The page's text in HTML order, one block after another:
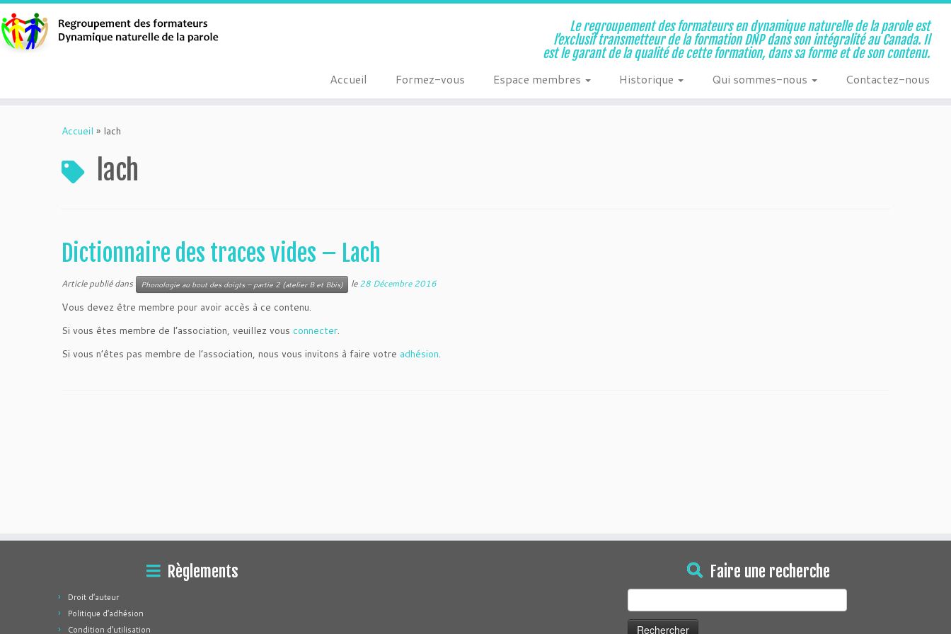
Le regroupement des formateurs en dynamique naturelle de la parole est
l’exclusif transmetteur de la formation DNP dans son intégralité au Canada. Il
est le garant de la qualité de cette formation, dans sa forme et de son contenu.
Accueil Formez-vous Espace membres Historique Qui sommes-nous Contactez-nous
Accueil » lach
lach
Dictionnaire des traces vides – Lach
Article publié dans Phonologie au bout des doigts – partie 2 (atelier B et Bbis) le28 Décembre 2016
Vous devez être membre pour avoir accès à ce contenu.
Si vous êtes membre de l’association, veuillez vous connecter.
Si vous n’êtes pas membre de l’association, nous vous invitons à faire votre adhésion.
Règlements
Droit d’auteur
Politique d’adhésion
Condition d’utilisation
Faire une recherche